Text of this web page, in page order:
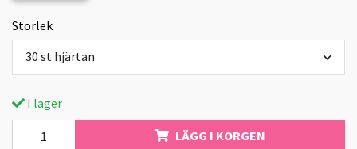
Storlek
30 st hjärtan
I lager
LÄGG I KORGEN